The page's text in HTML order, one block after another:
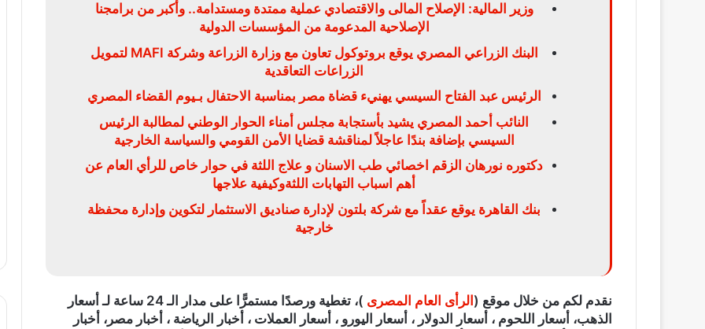
وزير المالية: الإصلاح المالى والاقتصادي عملية ممتدة ومستدامة.. وأكبر من برامجنا
الإصلاحية المدعومة من المؤسسات الدولية
البنك الزراعي المصري يوقع بروتوكول تعاون مع وزارة الزراعة وشركة MAFI لتمويل
الزراعات التعاقدية
الرئيس عبد الفتاح السيسي يهنيء قضاة مصر بمناسبة الاحتفال بـيوم القضاء المصري
النائب أحمد المصري يشيد بأستجابة مجلس أمناء الحوار الوطني لمطالبة الرئيس
السيسي بإضافة بندًا عاجلاً لمناقشة قضايا الأمن القومي والسياسة الخارجية
دكتوره نورهان الزقم اخصائي طب الاسنان و علاج اللثة في حوار خاص للرأي العام عن
أهم اسباب التهابات اللثةوكيفية علاجها
بنك القاهرة يوقع عقداً مع شركة بلتون لإدارة صناديق الاستثمار لتكوين وإدارة محفظة
خارجية
نقدم لكم من خلال موقع (الرأى العام المصرى
)، تغطية ورصدًا مستمرًّا على مدار الـ 24 ساعة لـ أسعار
الذهب، أسعار اللحوم ، أسعار الدولار ، أسعار اليورو ، أسعار العملات ، أخبار الرياضة ، أخبار مصر، أخبار